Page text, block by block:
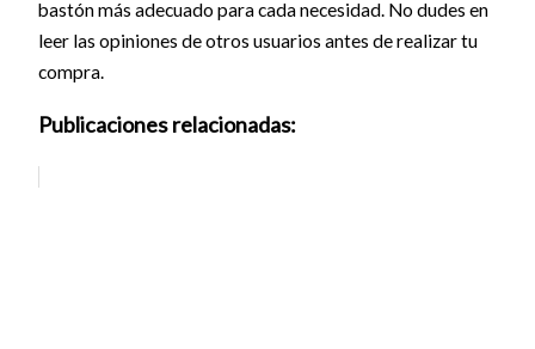
bastón más adecuado para cada necesidad. No dudes en
leer las opiniones de otros usuarios antes de realizar tu
compra.
Publicaciones relacionadas: